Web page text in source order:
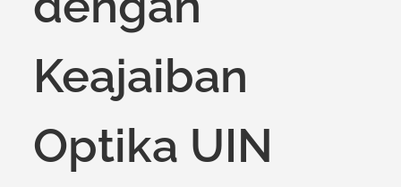
Keajaiban
Optika UIN